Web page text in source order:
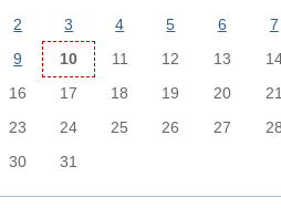
2
3 4 5 6 7
9
10 11 12 13
16
17 18 19 20 21
23
24 25 26 27 28
30
31